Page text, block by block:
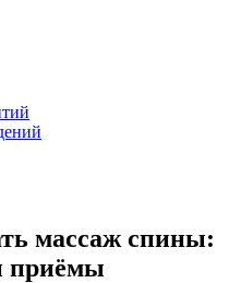
массаж спины:
приёмы